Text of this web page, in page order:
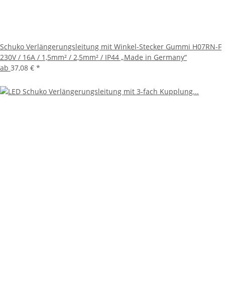
Schuko Verlängerungsleitung mit Winkel-Stecker Gummi H07RN-F
230V / 16A / 1,5mm² / 2,5mm² / IP44 „Made in Germany“
ab 37,08 € *